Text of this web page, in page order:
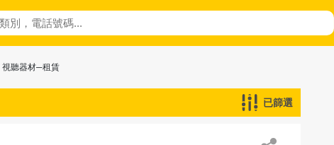
視聽器材─租賃
已篩選